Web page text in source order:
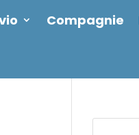
Compagnie